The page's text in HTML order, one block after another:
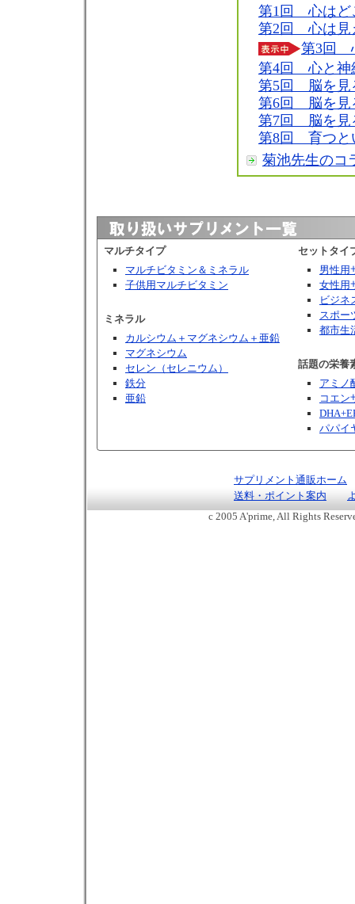
第1回 心はど
第2回 心は見
第3回
第4回 心と神
第5回 脳を見
第6回 脳を見
第7回 脳を見
第8回 育つと
菊池先生のコ
マルチタイプ
マルチビタミン＆ミネラル
子供用マルチビタミン
ミネラル
カルシウム＋マグネシウム＋亜鉛
マグネシウム
セレン（セレニウム）
鉄分
亜鉛
セットタイ
男性用
女性用
ビジネ
スポー
都市生
話題の栄養
アミノ
コエン
パパイ
サプリメント通販ホーム
送料・ポイント案内
c 2005 A'prime, All Rights